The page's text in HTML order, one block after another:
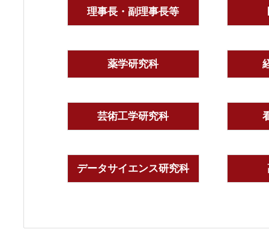
理事長・副理事長等
薬学研究科
芸術工学研究科
データサイエンス研究科